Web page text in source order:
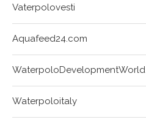
Vaterpolovesti
Aquafeed24.com
WaterpoloDevelopmentWorld
Waterpoloitaly